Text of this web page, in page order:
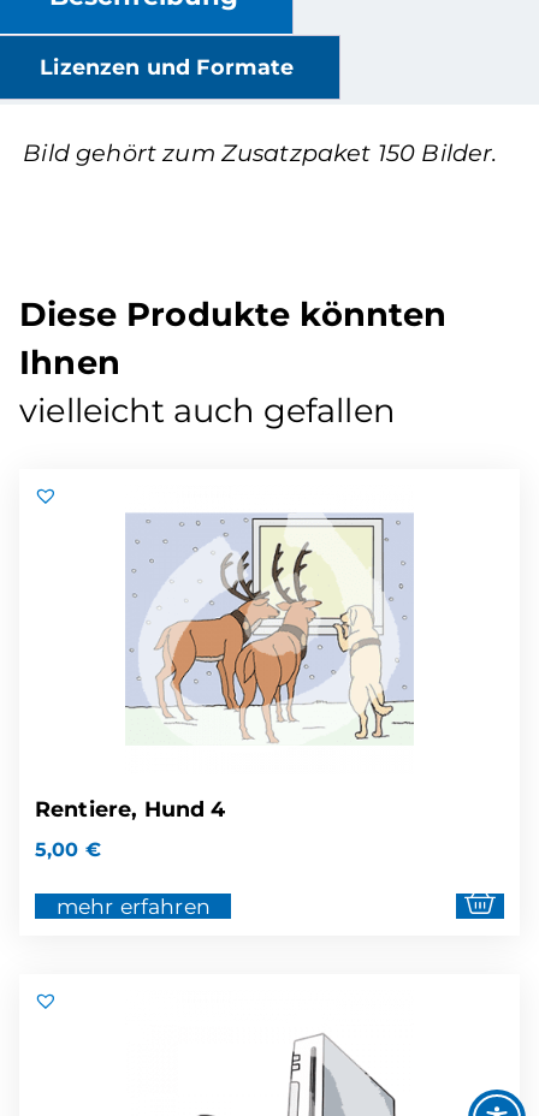
Lizenzen und Formate
Bild gehört zum Zusatzpaket 150 Bilder.
Diese Produkte könnten
Ihnen
vielleicht auch gefallen
Rentiere, Hund 4
5,00 €
mehr erfahren